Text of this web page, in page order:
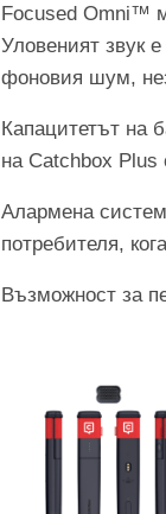
Focused Omni™️
Уловеният звук
фоновия шум,
Капацитетът на
на Catchbox Plus
Алармена
потребителя,
Възможност за